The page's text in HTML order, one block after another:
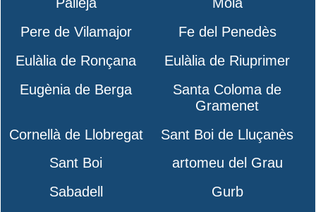
Pere de Vilamajor
Fe del Penedès
Eulàlia de Ronçana
Eulàlia de Riuprimer
Eugènia de Berga
Santa Coloma de
Gramenet
Cornellà de Llobregat
Sant Boi de Lluçanès
Sant Boi
artomeu del Grau
Sabadell
Gurb